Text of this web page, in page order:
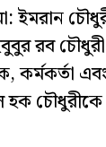
ইমরান
রব
কর্মকর্তা
হক চৌধুরীকে